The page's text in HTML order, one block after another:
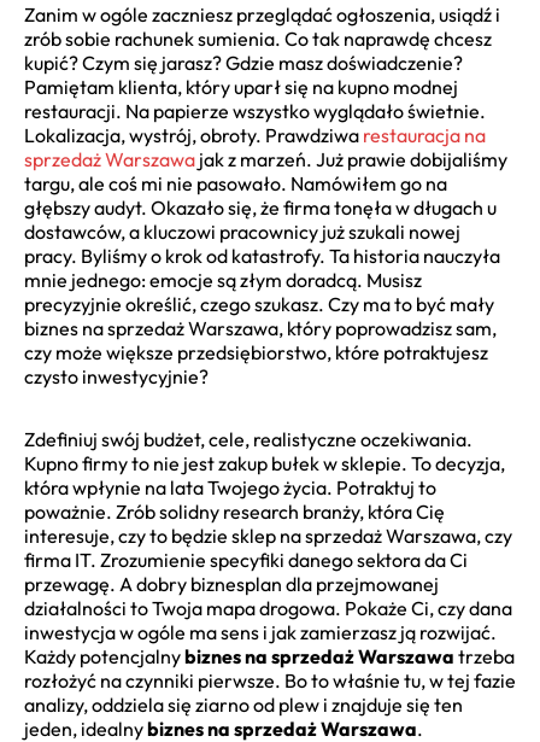
Zanim w ogóle zaczniesz przeglądać ogłoszenia, usiądź i
zrób sobie rachunek sumienia. Co tak naprawdę chcesz
kupić? Czym się jarasz? Gdzie masz doświadczenie?
Pamiętam klienta, który uparł się na kupno modnej
restauracji. Na papierze wszystko wyglądało świetnie.
Lokalizacja, wystrój, obroty. Prawdziwa restauracja na
sprzedaż Warszawa jak z marzeń. Już prawie dobijaliśmy
targu, ale coś mi nie pasowało. Namówiłem go na
głębszy audyt. Okazało się, że firma tonęła w długach u
dostawców, a kluczowi pracownicy już szukali nowej
pracy. Byliśmy o krok od katastrofy. Ta historia nauczyła
mnie jednego: emocje są złym doradcą. Musisz
precyzyjnie określić, czego szukasz. Czy ma to być mały
biznes na sprzedaż Warszawa, który poprowadzisz sam,
czy może większe przedsiębiorstwo, które potraktujesz
czysto inwestycyjnie?
Zdefiniuj swój budżet, cele, realistyczne oczekiwania.
Kupno firmy to nie jest zakup bułek w sklepie. To decyzja,
która wpłynie na lata Twojego życia. Potraktuj to
poważnie. Zrób solidny research branży, która Cię
interesuje, czy to będzie sklep na sprzedaż Warszawa, czy
firma IT. Zrozumienie specyfiki danego sektora da Ci
przewagę. A dobry biznesplan dla przejmowanej
działalności to Twoja mapa drogowa. Pokaże Ci, czy dana
inwestycja w ogóle ma sens i jak zamierzasz ją rozwijać.
Każdy potencjalnybiznes na sprzedaż Warszawa trzeba
rozłożyć na czynniki pierwsze. Bo to właśnie tu, w tej fazie
analizy, oddziela się ziarno od plew i znajduje się ten
jeden, idealnybiznes na sprzedaż Warszawa.